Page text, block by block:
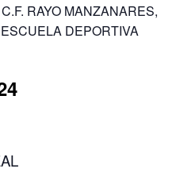
RAYO MANZANARES,
DEPORTIVA